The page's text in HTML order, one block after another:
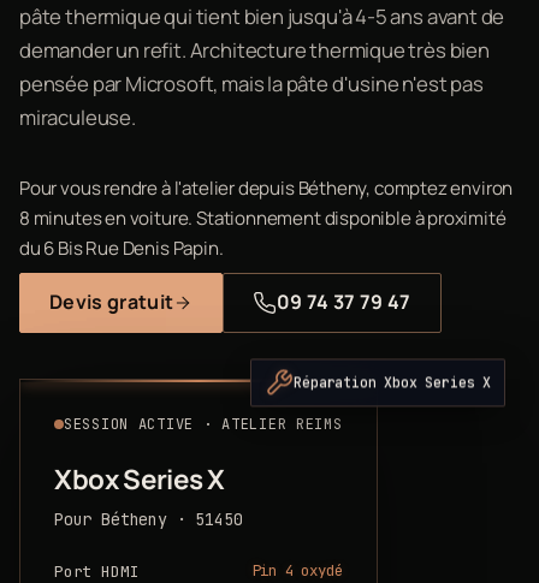
pâte thermique qui tient bien jusqu'à 4-5 ans avant de
demander un refit. Architecture thermique très bien
pensée par Microsoft, mais la pâte d'usine n'est pas
miraculeuse.
Pour vous rendre à l'atelier depuis Bétheny, comptez environ
8 minutes en voiture. Stationnement disponible à proximité
du 6 Bis Rue Denis Papin.
Devis gratuit 09 74 37 79 47
SESSION ACTIVE · ATELIER REIMS
Xbox Series X
Pour Bétheny · 51450
Port HDMI
Pin 4 oxydé
Réparation Xbox Series X